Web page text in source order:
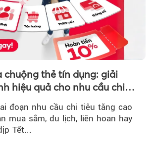
chuộng thẻ tín dụng: giải
hiệu quả cho nhu cầu chi
đoạn nhu cầu chi tiêu tăng cao
mua sắm, du lịch, liên hoan hay
Tết...